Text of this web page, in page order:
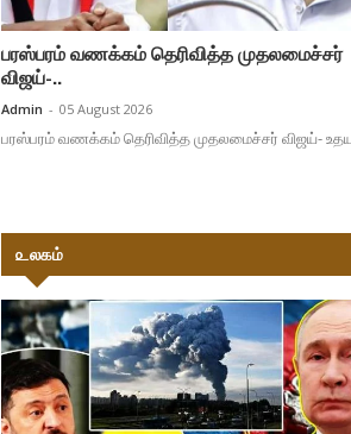
பரஸ்பரம் வணக்கம் தெரிவித்த முதலமைச்சர்
விஜய்-..
Admin - 05 August 2026
பரஸ்பரம் வணக்கம் தெரிவித்த முதலமைச்சர் விஜய்-
௨லகம்